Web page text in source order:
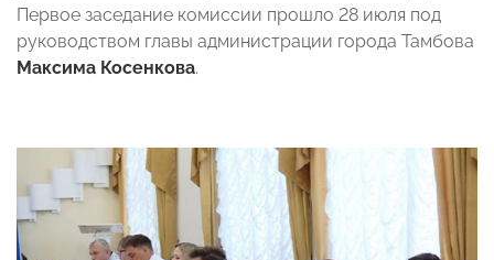
Первое заседание комиссии прошло 28 июля под
руководством главы администрации города Тамбова
Максима Косенкова.